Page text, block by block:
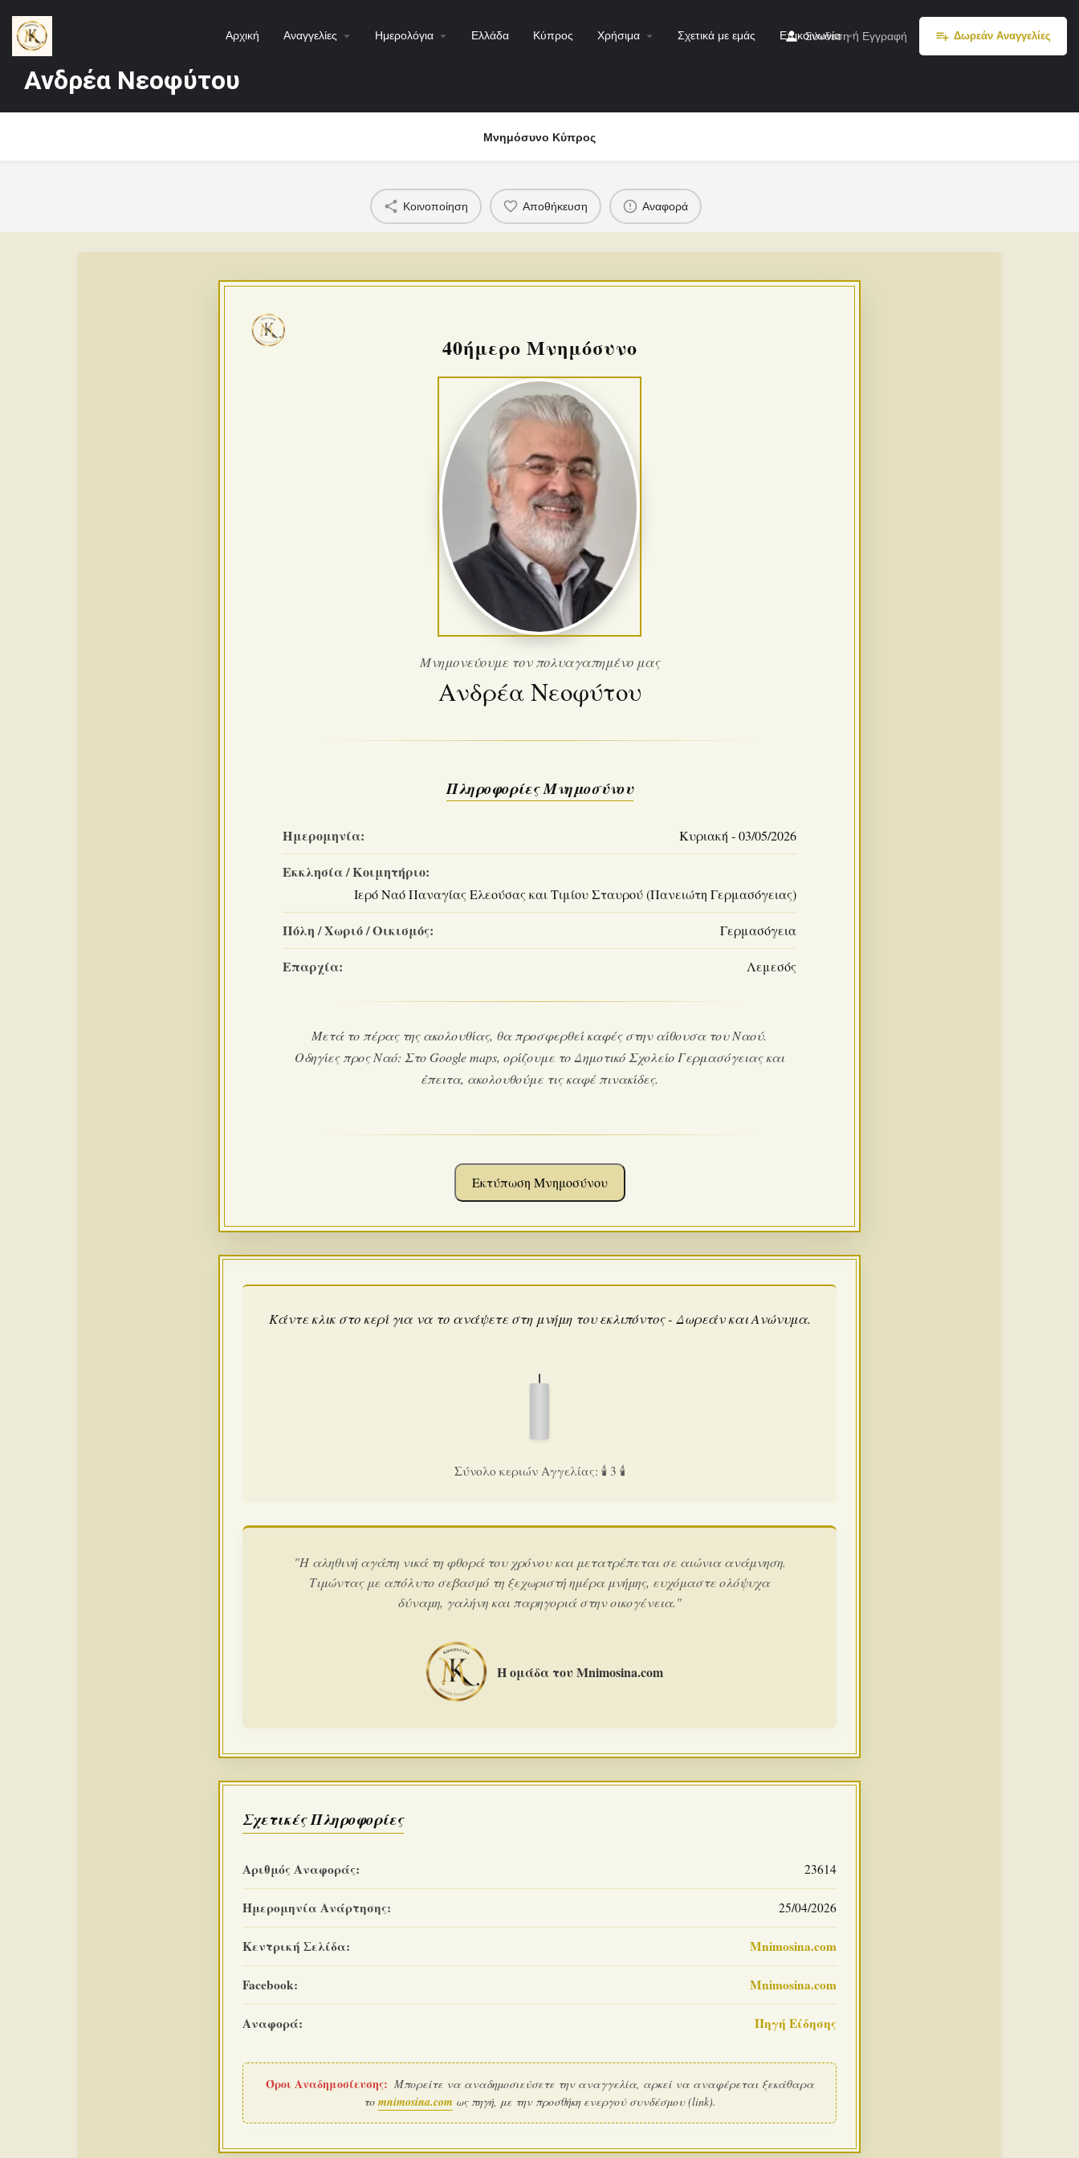
Αρχική Αναγγελίες Ημερολόγια Ελλάδα Κύπρος Χρήσιμα Σχετικά με εμάς Επικοινωνία
Σύνδεση ή Εγγραφή Δωρεάν Αναγγελίες
Ανδρέα Νεοφύτου
Μνημόσυνο Κύπρος
Κοινοποίηση Αποθήκευση Αναφορά
40ήμερο Μνημόσυνο
Μνημονεύουμε τον πολυαγαπημένο μας
Ανδρέα Νεοφύτου
Πληροφορίες Μνημοσύνου
Ημερομηνία: Κυριακή - 03/05/2026
Εκκλησία / Κοιμητήριο:
Ιερό Ναό Παναγίας Ελεούσας και Τιμίου Σταυρού (Πανειώτη Γερμασόγειας)
Πόλη / Χωριό / Οικισμός: Γερμασόγεια
Επαρχία: Λεμεσός
Μετά το πέρας της ακολουθίας, θα προσφερθεί καφές στην αίθουσα του Ναού.
Οδηγίες προς Ναό: Στο Google maps, ορίζουμε το Δημοτικό Σχολείο Γερμασόγειας και
έπειτα, ακολουθούμε τις καφέ πινακίδες.
Εκτύπωση Μνημοσύνου
Κάντε κλικ στο κερί για να το ανάψετε στη μνήμη του εκλιπόντος - Δωρεάν και Ανώνυμα.
Σύνολο κεριών Αγγελίας: 🕯️ 3 🕯️
"Η αληθινή αγάπη νικά τη φθορά του χρόνου και μετατρέπεται σε αιώνια ανάμνηση.
Τιμώντας με απόλυτο σεβασμό τη ξεχωριστή ημέρα μνήμης, ευχόμαστε ολόψυχα
δύναμη, γαλήνη και παρηγοριά στην οικογένεια."
Η ομάδα του Mnimosina.com
Σχετικές Πληροφορίες
Αριθμός Αναφοράς: 23614
Ημερομηνία Ανάρτησης: 25/04/2026
Κεντρική Σελίδα: Mnimosina.com
Facebook: Mnimosina.com
Αναφορά: Πηγή Είδησης
Όροι Αναδημοσίευσης: Μπορείτε να αναδημοσιεύσετε την αναγγελία, αρκεί να αναφέρεται ξεκάθαρα
το mnimosina.com ως πηγή, με την προσθήκη ενεργού συνδέσμου (link).